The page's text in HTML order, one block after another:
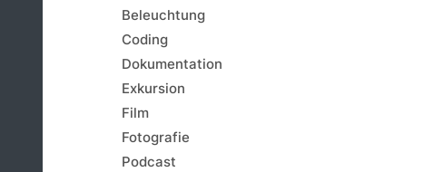
Beleuchtung
Coding
Dokumentation
Exkursion
Film
Fotografie
Podcast